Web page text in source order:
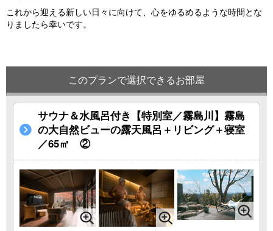
これから迎える新しい日々に向けて、心をゆるめるような時間とな
りましたら幸いです。
このプランで選択できるお部屋
サウナ＆水風呂付き【特別室／霧島川】霧島
の大自然ビューの露天風呂＋リビング＋寝室
／65㎡ ②